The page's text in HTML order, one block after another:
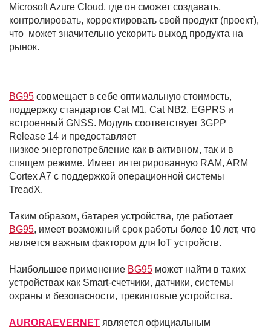
Microsoft Azure Cloud, где он сможет создавать,
контролировать, корректировать свой продукт (проект),
что может значительно ускорить выход продукта на
рынок.
BG95 совмещает в себе оптимальную стоимость,
поддержку стандартов Cat M1, Cat NB2, EGPRS и
встроенный GNSS. Модуль соответствует 3GPP
Release 14 и предоставляет
низкое энергопотребление как в активном, так и в
спящем режиме. Имеет интегрированную RAM, ARM
Cortex A7 с поддержкой операционной системы
TreadX.
Таким образом, батарея устройства, где работает
BG95, имеет возможный срок работы более 10 лет, что
является важным фактором для IoT устройств.
Наибольшее применение BG95 может найти в таких
устройствах как Smart-счетчики, датчики, системы
охраны и безопасности, трекинговые устройства.
AURORAEVERNET является официальным